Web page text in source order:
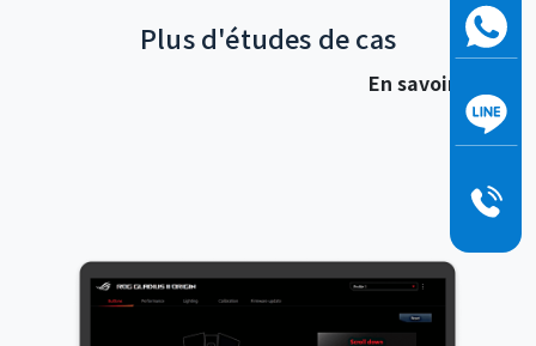
Plus d'études de cas
En savoir plus